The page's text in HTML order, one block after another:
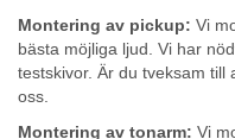
Montering av pickup: Vi
bästa möjliga ljud. Vi har
testskivor. Är du tveksam till
oss.
Montering av tonarm: Vi